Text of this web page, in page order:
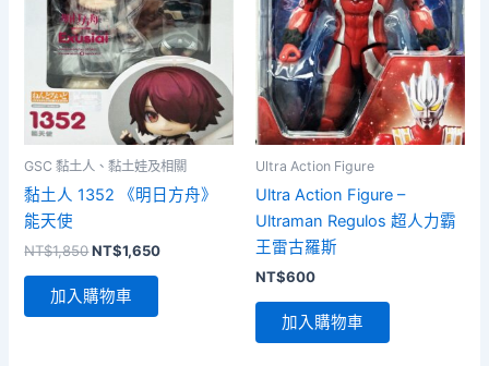
GSC 黏土人、黏土娃及相關
黏土人 1352 《明日方舟》
能天使
NT$1,850原
價
格：
NT$1,650目
加入購物車
Ultra Action Figure
Ultra Action Figure –
Ultraman Regulos 超人力霸
王雷古羅斯
NT$600
加入購物車